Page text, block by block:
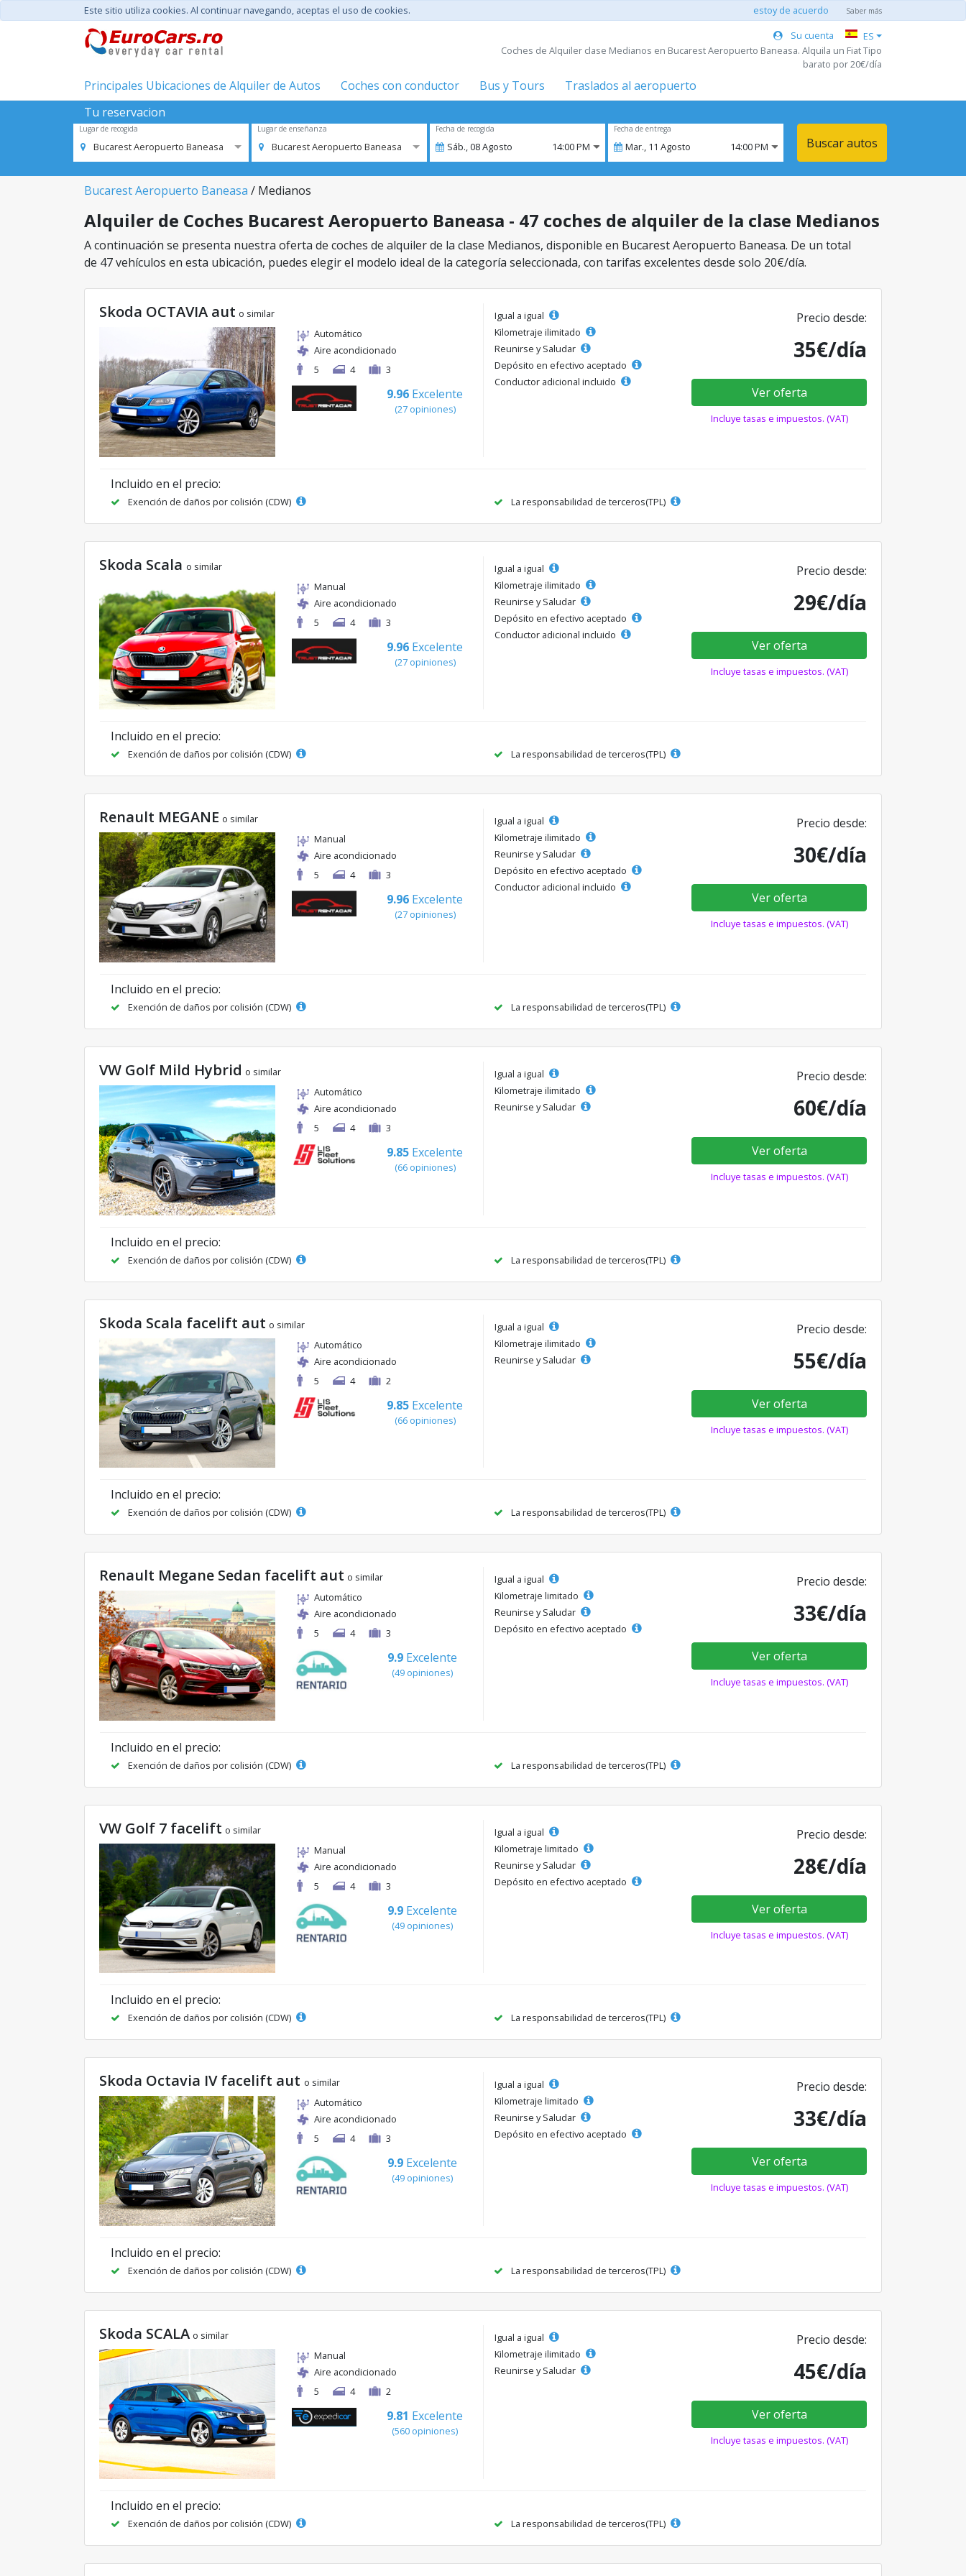
Este sitio utiliza cookies. Al continuar navegando, aceptas el uso de cookies. estoy de acuerdo Saber más
Su cuenta
ES
Coches de Alquiler clase Medianos en Bucarest Aeropuerto Baneasa. Alquila un Fiat Tipo
barato por 20€/día
Principales Ubicaciones de Alquiler de Autos Coches con conductor Bus y Tours
Traslados al aeropuerto
Tu reservacion
Lugar de recogida
Bucarest Aeropuerto Baneasa
Lugar de enseñanza
Bucarest Aeropuerto Baneasa
Fecha de recogida
Sáb.,08Agosto 14:00 PM
Fecha de entrega
Mar., 11 Agosto 14:00 PM Buscar autos
Bucarest Aeropuerto Baneasa / Medianos
Alquiler de Coches Bucarest Aeropuerto Baneasa - 47 coches de alquiler de la clase Medianos
A continuación se presenta nuestra oferta de coches de alquiler de la clase Medianos, disponible en Bucarest Aeropuerto Baneasa. De un total
de 47 vehículos en esta ubicación, puedes elegir el modelo ideal de la categoría seleccionada, con tarifas excelentes desde solo 20€/día.
Skoda OCTAVIA aut o similar
Automático
Aire acondicionado
5
4 3
9.96 Excelente
(27 opiniones)
Igual a igual
Kilometraje ilimitado
Reunirse y Saludar
Depósito en efectivo aceptado
Conductor adicional incluido
Precio desde:
35€/día
Ver oferta
Incluye tasas e impuestos. (VAT)
Incluido en el precio:
Exención de daños por colisión (CDW) La responsabilidad de terceros(TPL)
Skoda Scala o similar
Manual
Aire acondicionado
5
4 3
9.96 Excelente
(27 opiniones)
Igual a igual
Kilometraje ilimitado
Reunirse y Saludar
Depósito en efectivo aceptado
Conductor adicional incluido
Precio desde:
29€/día
Ver oferta
Incluye tasas e impuestos. (VAT)
Incluido en el precio:
Exención de daños por colisión (CDW) La responsabilidad de terceros(TPL)
Renault MEGANE o similar
Manual
Aire acondicionado
5
4 3
9.96 Excelente
(27 opiniones)
Igual a igual
Kilometraje ilimitado
Reunirse y Saludar
Depósito en efectivo aceptado
Conductor adicional incluido
Precio desde:
30€/día
Ver oferta
Incluye tasas e impuestos. (VAT)
Incluido en el precio:
Exención de daños por colisión (CDW) La responsabilidad de terceros(TPL)
VW Golf Mild Hybrid o similar
Automático
Aire acondicionado
5
4 3
9.85 Excelente
(66 opiniones)
Igual a igual
Kilometraje ilimitado
Reunirse y Saludar
Precio desde:
60€/día
Ver oferta
Incluye tasas e impuestos. (VAT)
Incluido en el precio:
Exención de daños por colisión (CDW) La responsabilidad de terceros(TPL)
Skoda Scala facelift aut o similar
Automático
Aire acondicionado
5
4 2
9.85 Excelente
(66 opiniones)
Igual a igual
Kilometraje ilimitado
Reunirse y Saludar
Precio desde:
55€/día
Ver oferta
Incluye tasas e impuestos. (VAT)
Incluido en el precio:
Exención de daños por colisión (CDW) La responsabilidad de terceros(TPL)
Renault Megane Sedan facelift aut o similar
Automático
Aire acondicionado
5
4 3
9.9 Excelente
(49 opiniones)
Igual a igual
Kilometraje limitado
Reunirse y Saludar
Depósito en efectivo aceptado
Precio desde:
33€/día
Ver oferta
Incluye tasas e impuestos. (VAT)
Incluido en el precio:
Exención de daños por colisión (CDW) La responsabilidad de terceros(TPL)
VW Golf 7 facelift o similar
Manual
Aire acondicionado
5
4 3
9.9 Excelente
(49 opiniones)
Igual a igual
Kilometraje limitado
Reunirse y Saludar
Depósito en efectivo aceptado
Precio desde:
28€/día
Ver oferta
Incluye tasas e impuestos. (VAT)
Incluido en el precio:
Exención de daños por colisión (CDW) La responsabilidad de terceros(TPL)
Skoda Octavia IV facelift aut o similar
Automático
Aire acondicionado
5
4 3
9.9 Excelente
(49 opiniones)
Igual a igual
Kilometraje limitado
Reunirse y Saludar
Depósito en efectivo aceptado
Precio desde:
33€/día
Ver oferta
Incluye tasas e impuestos. (VAT)
Incluido en el precio:
Exención de daños por colisión (CDW) La responsabilidad de terceros(TPL)
Skoda SCALA o similar
Manual
Aire acondicionado
5
4 2
9.81 Excelente
(560 opiniones)
Igual a igual
Kilometraje ilimitado
Reunirse y Saludar
Precio desde:
45€/día
Ver oferta
Incluye tasas e impuestos. (VAT)
Incluido en el precio:
Exención de daños por colisión (CDW) La responsabilidad de terceros(TPL)